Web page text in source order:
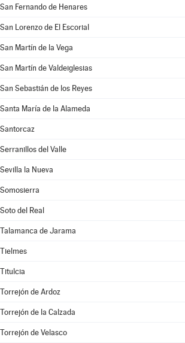
San Fernando de Henares
San Lorenzo de El Escorial
San Martín de la Vega
San Martín de Valdeiglesias
San Sebastián de los Reyes
Santa María de la Alameda
Santorcaz
Serranillos del Valle
Sevilla la Nueva
Somosierra
Soto del Real
Talamanca de Jarama
Tielmes
Titulcia
Torrejón de Ardoz
Torrejón de la Calzada
Torrejón de Velasco